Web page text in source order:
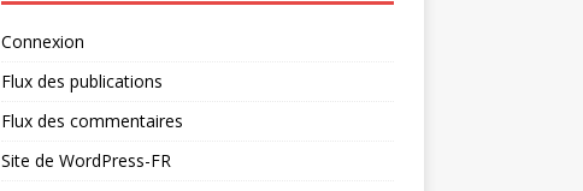
Connexion
Flux des publications
Flux des commentaires
Site de WordPress-FR